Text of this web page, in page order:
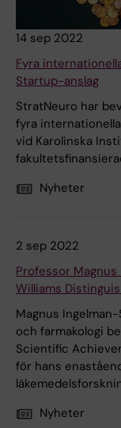
14 sep 2022
Fyra
Startup-anslag
StratNeuro har
fyra
vid Karolinska
Nyheter
2 sep 2022
Professor Magnus
Williams
Magnus
och farmakologi
Scientific
för hans
Nyheter